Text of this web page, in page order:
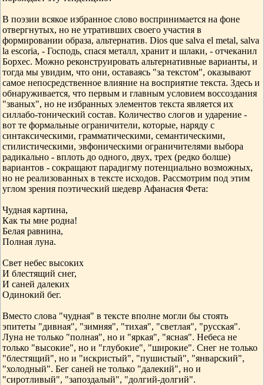
В поэзии всякое избранное слово воспринимается на фоне
отвергнутых, но не утративших своего участия в
формировании образа, альтернатив. Dios que salva el metal, salva
la escoria, - Господь, спася металл, хранит и шлаки, - отчеканил
Борхес. Можно реконструировать альтернативные варианты, и
тогда мы увидим, что они, оставаясь "за текстом", оказывают
самое непосредственное влияние на восприятие текста. Здесь и
обнаруживается, что первым и главным условием воссоздания
"званых", но не избранных элементов текста является их
силлабо-тонический состав. Количество слогов и ударение -
вот те формальные ограничители, которые, наряду с
синтаксическими, грамматическими, семантическими,
стилистическими, эвфоническими ограничителями выбора
радикально - вплоть до одного, двух, трех (редко болше)
вариантов - сокращают парадигму потенциально возможных,
но не реализованных в тексте исходов. Рассмотрим под этим
углом зрения поэтический шедевр Афанасия Фета:
Чудная картина,
Как ты мне родна!
Белая равнина,
Полная луна.
Свет небес высоких
И блестящий снег,
И саней далеких
Одинокий бег.
Вместо слова "чудная" в тексте вполне могли бы стоять
эпитеты "дивная", "зимняя", "тихая", "светлая", "русская".
Луна не только "полная", но и "яркая", "ясная". Небеса не
только "высокие", но и "глубокие", "широкие". Снег не только
"блестящий", но и "искристый", "пушистый", "январский",
"холодный". Бег саней не только "далекий", но и
"сиротливый", "запоздалый", "долгий-долгий".